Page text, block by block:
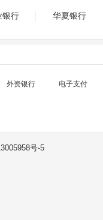
银行 华夏银行
外资银行 电子支付
号-5